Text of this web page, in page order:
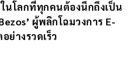
โลกที่ทุกคนต้องนึกถึงเป็น
ผู้พลิกโฉมวงการ E-
ย่างรวดเร็ว